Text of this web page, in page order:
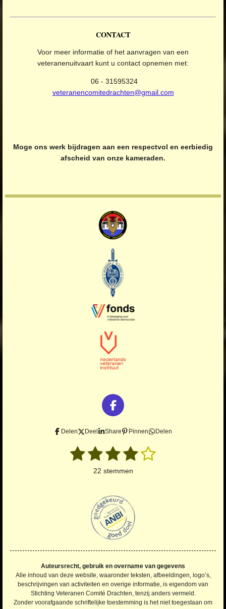
CONTACT
Voor meer informatie of het aanvragen van een
veteranenuitvaart kunt u contact opnemen met:
06 - 31595324
veteranencomitedrachten@gmail.com
Moge ons werk bijdragen aan een respectvol en eerbiedig
afscheid van onze kameraden.
F
c
b
o
o
Delen Deel Share Pinnen Delen
2
1 2
s
e
r
e
n
3
s
e
r
r
e
n
4
s
e
r
r
e
n
5
e
n
22 stemmen
Auteursrecht, gebruik en overname van gegevens
Alle inhoud van deze website, waaronder teksten, afbeeldingen, logo’s,
beschrijvingen van activiteiten en overige informatie, is eigendom van
Stichting Veteranen Comité Drachten, tenzij anders vermeld.
Zonder voorafgaande schriftelijke toestemming is het niet toegestaan om